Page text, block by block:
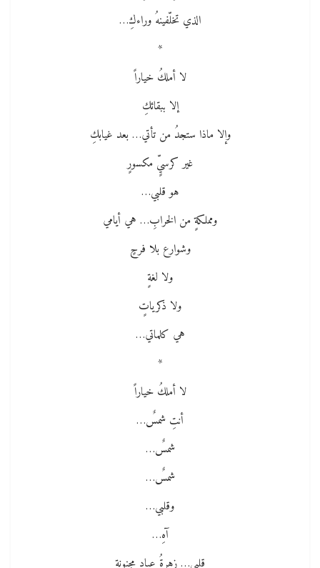
الذي تخلّفينهُ وراءكِ…
*
لا أملكُ خياراً
إلا ببقائكِ
وإلا ماذا ستجدُ من تأتي… بعد غيابكِ
غير كرسيٍّ مكسورٍ
هو قلبي…
ومملكةٍ من الخرابِ… هي أيامي
وشوارع بلا فرحٍ
ولا لغةٍ
ولا ذكرياتٍ
هي كلماتي…
*
لا أملكُ خياراً
أنتِ شمسٌ…
شمسٌ…
شمسٌ…
وقلبي…
آهِ…
قلبي… زهرةُ عبادٍ مجنونة